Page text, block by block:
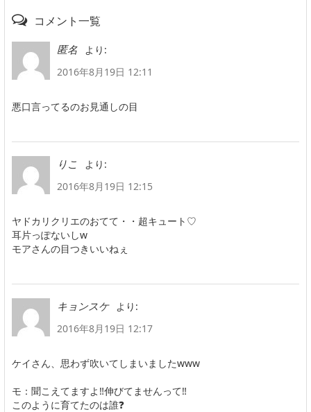
コメント一覧
匿名
より:
2016年8月19日 12:11
悪口言ってるのお見通しの目
りこ
より:
2016年8月19日 12:15
ヤドカリクリエのおてて・・超キュート♡
耳片っぽないしw
モアさんの目つきいいねぇ
キョンスケ
より:
2016年8月19日 12:17
ケイさん、思わず吹いてしまいましたwww
モ：聞こえてますよ‼️伸びてませんって‼️
このように育てたのは誰❓